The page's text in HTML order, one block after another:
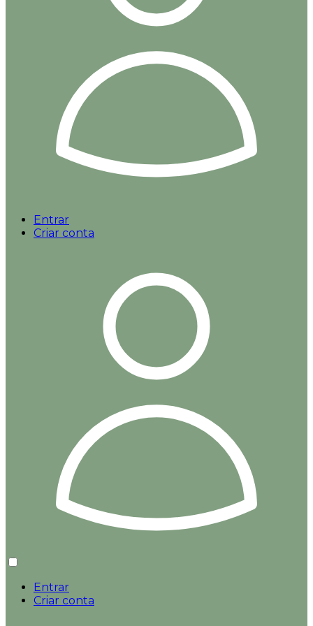
Entrar
Criar conta
Entrar
Criar conta